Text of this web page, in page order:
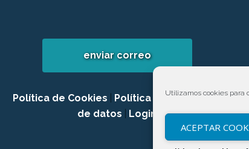
Utilizamos cookies para
ACEPTAR
enviar correo
Política de Cookies
Política de privacidad
de datos
Login